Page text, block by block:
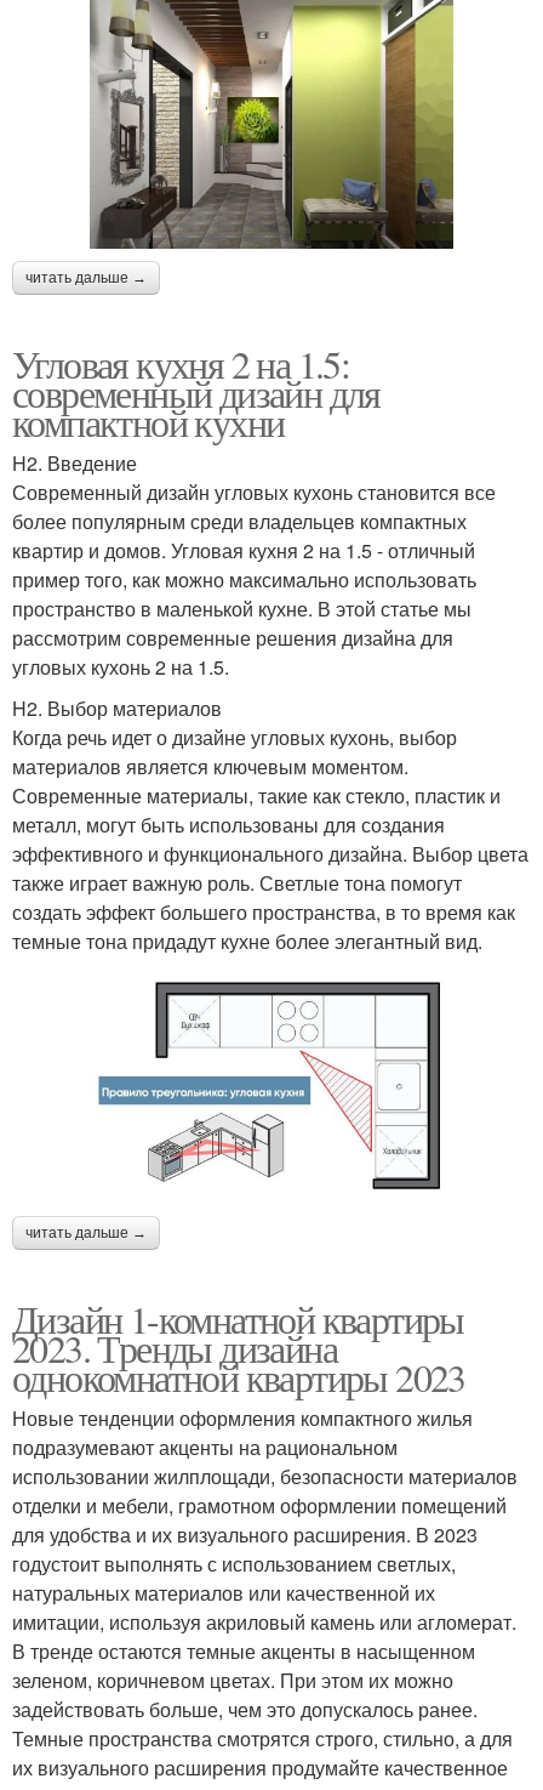
читать дальше →
Угловая кухня 2 на 1.5:
современный дизайн для
компактной кухни
H2. Введение
Современный дизайн угловых кухонь становится все
более популярным среди владельцев компактных
квартир и домов. Угловая кухня 2 на 1.5 - отличный
пример того, как можно максимально использовать
пространство в маленькой кухне. В этой статье мы
рассмотрим современные решения дизайна для
угловых кухонь 2 на 1.5.
H2. Выбор материалов
Когда речь идет о дизайне угловых кухонь, выбор
материалов является ключевым моментом.
Современные материалы, такие как стекло, пластик и
металл, могут быть использованы для создания
эффективного и функционального дизайна. Выбор цвета
также играет важную роль. Светлые тона помогут
создать эффект большего пространства, в то время как
темные тона придадут кухне более элегантный вид.
читать дальше →
Дизайн 1-комнатной квартиры
2023. Тренды дизайна
однокомнатной квартиры 2023
Новые тенденции оформления компактного жилья
подразумевают акценты на рациональном
использовании жилплощади, безопасности материалов
отделки и мебели, грамотном оформлении помещений
для удобства и их визуального расширения. В 2023
годустоит выполнять с использованием светлых,
натуральных материалов или качественной их
имитации, используя акриловый камень или агломерат.
В тренде остаются темные акценты в насыщенном
зеленом, коричневом цветах. При этом их можно
задействовать больше, чем это допускалось ранее.
Темные пространства смотрятся строго, стильно, а для
их визуального расширения продумайте качественное